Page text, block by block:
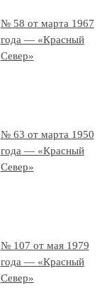
№ 58 от марта 1967
года — «Красный
Север»
№ 63 от марта 1950
года — «Красный
Север»
№ 107 от мая 1979
года — «Красный
Север»